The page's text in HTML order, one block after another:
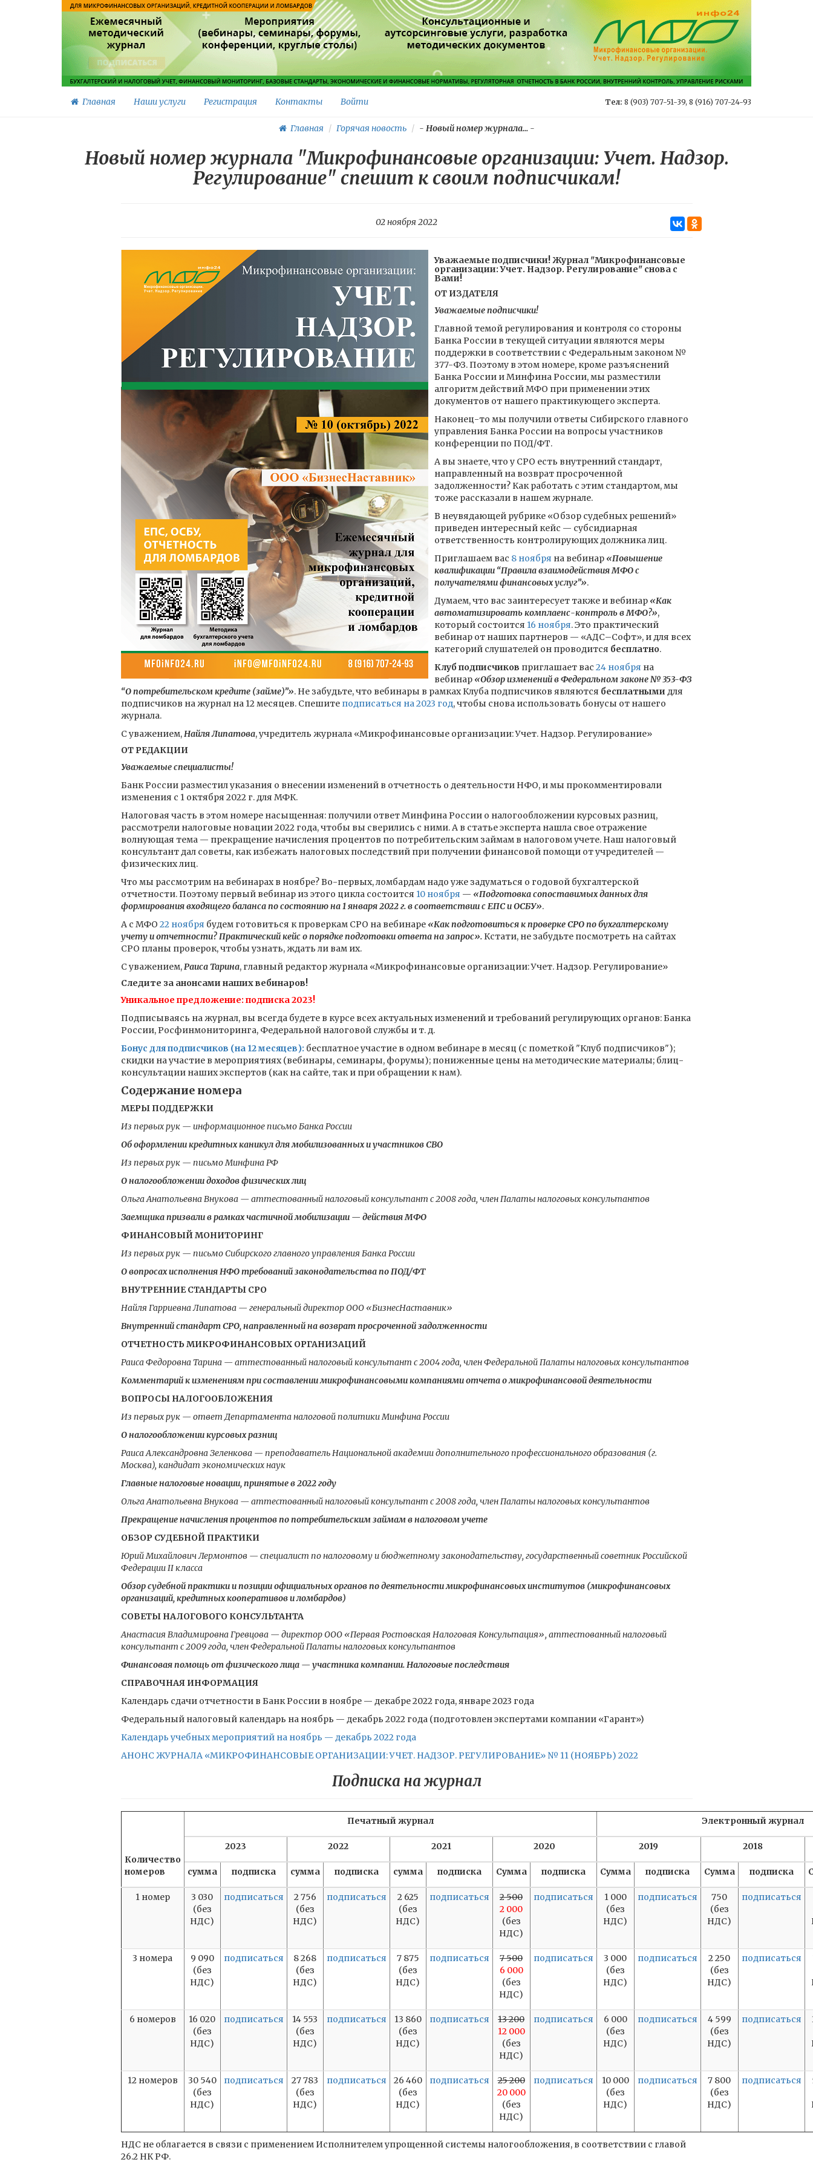
Главная Наши услуги Регистрация Контакты Войти Тел: 8 (903) 707-51-39, 8 (916) 707-24-93
Главная Горячая новость - Новый номер журнала...-
Новый номер журнала "Микрофинансовые организации: Учет. Надзор.
Регулирование" спешит к своим подписчикам!
02 ноября 2022
Уважаемые подписчики! Журнал "Микрофинансовые
организации: Учет. Надзор. Регулирование" снова с
Вами!
ОТ ИЗДАТЕЛЯ
Уважаемые подписчики!
Главной темой регулирования и контроля со стороны
Банка России в текущей ситуации являются меры
поддержки в соответствии с Федеральным законом №
377-ФЗ. Поэтому в этом номере, кроме разъяснений
Банка России и Минфина России, мы разместили
алгоритм действий МФО при применении этих
документов от нашего практикующего эксперта.
Наконец-то мы получили ответы Сибирского главного
управления Банка России на вопросы участников
конференции по ПОД/ФТ.
А вы знаете, что у СРО есть внутренний стандарт,
направленный на возврат просроченной
задолженности? Как работать с этим стандартом, мы
тоже рассказали в нашем журнале.
В неувядающей рубрике «Обзор судебных решений»
приведен интересный кейс — субсидиарная
ответственность контролирующих должника лиц.
Приглашаем вас 8 ноября на вебинар «Повышение
квалификации “Правила взаимодействия МФО с
получателями финансовых услуг”».
Думаем, что вас заинтересует также и вебинар «Как
автоматизировать комплаенс-контроль в МФО?»,
который состоится 16 ноября. Это практический
вебинар от наших партнеров — «АДС–Софт», и для всех
категорий слушателей он проводится бесплатно.
Клуб подписчиков приглашает вас 24 ноября на
вебинар «Обзор изменений в Федеральном законе № 353-ФЗ
“О потребительском кредите (займе)”». Не забудьте, что вебинары в рамках Клуба подписчиков являются бесплатными для
подписчиков на журнал на 12 месяцев. Спешите подписаться на 2023 год, чтобы снова использовать бонусы от нашего
журнала.
С уважением,Найля Липатова, учредитель журнала «Микрофинансовые организации: Учет. Надзор. Регулирование»
ОТ РЕДАКЦИИ
Уважаемые специалисты!
Банк России разместил указания о внесении изменений в отчетность о деятельности НФО, и мы прокомментировали
изменения с 1 октября 2022 г. для МФК.
Налоговая часть в этом номере насыщенная: получили ответ Минфина России о налогообложении курсовых разниц,
рассмотрели налоговые новации 2022 года, чтобы вы сверились с ними. А в статье эксперта нашла свое отражение
волнующая тема — прекращение начисления процентов по потребительским займам в налоговом учете. Наш налоговый
консультант дал советы, как избежать налоговых последствий при получении финансовой помощи от учредителей —
физических лиц.
Что мы рассмотрим на вебинарах в ноябре? Во-первых, ломбардам надо уже задуматься о годовой бухгалтерской
отчетности. Поэтому первый вебинар из этого цикла состоится 10 ноября — «Подготовка сопоставимых данных для
формирования входящего баланса по состоянию на 1 января 2022 г. в соответствии с ЕПС и ОСБУ».
А с МФО 22 ноября будем готовиться к проверкам СРО на вебинаре «Как подготовиться к проверке СРО по бухгалтерскому
учету и отчетности? Практический кейс о порядке подготовки ответа на запрос».Кстати, не забудьте посмотреть на сайтах
СРО планы проверок, чтобы узнать, ждать ли вам их.
С уважением,Раиса Тарина, главный редактор журнала «Микрофинансовые организации: Учет. Надзор. Регулирование»
Следите за анонсами наших вебинаров!
Уникальное предложение: подписка 2023!
Подписываясь на журнал, вы всегда будете в курсе всех актуальных изменений и требований регулирующих органов: Банка
России, Росфинмониторинга, Федеральной налоговой службы и т. д.
Бонус для подписчиков (на 12 месяцев): бесплатное участие в одном вебинаре в месяц (с пометкой "Клуб подписчиков");
скидки на участие в мероприятиях (вебинары, семинары, форумы); пониженные цены на методические материалы; блиц-
консультации наших экспертов (как на сайте, так и при обращении к нам).
Содержание номера
МЕРЫ ПОДДЕРЖКИ
Из первых рук — информационное письмо Банка России
Об оформлении кредитных каникул для мобилизованных и участников СВО
Из первых рук — письмо Минфина РФ
О налогообложении доходов физических лиц
Ольга Анатольевна Внукова — аттестованный налоговый консультант с 2008 года, член Палаты налоговых консультантов
Заемщика призвали в рамках частичной мобилизации — действия МФО
ФИНАНСОВЫЙ МОНИТОРИНГ
Из первых рук — письмо Сибирского главного управления Банка России
О вопросах исполнения НФО требований законодательства по ПОД/ФТ
ВНУТРЕННИЕ СТАНДАРТЫ СРО
Найля Гарриевна Липатова — генеральный директор ООО «БизнесНаставник»
Внутренний стандарт СРО, направленный на возврат просроченной задолженности
ОТЧЕТНОСТЬ МИКРОФИНАНСОВЫХ ОРГАНИЗАЦИЙ
Раиса Федоровна Тарина — аттестованный налоговый консультант с 2004 года, член Федеральной Палаты налоговых консультантов
Комментарий к изменениям при составлении микрофинансовыми компаниями отчета о микрофинансовой деятельности
ВОПРОСЫ НАЛОГООБЛОЖЕНИЯ
Из первых рук — ответ Департамента налоговой политики Минфина России
О налогообложении курсовых разниц
Раиса Александровна Зеленкова — преподаватель Национальной академии дополнительного профессионального образования (г.
Москва), кандидат экономических наук
Главные налоговые новации, принятые в 2022 году
Ольга Анатольевна Внукова — аттестованный налоговый консультант с 2008 года, член Палаты налоговых консультантов
Прекращение начисления процентов по потребительским займам в налоговом учете
ОБЗОР СУДЕБНОЙ ПРАКТИКИ
Юрий Михайлович Лермонтов — специалист по налоговому и бюджетному законодательству, государственный советник Российской
Федерации II класса
Обзор судебной практики и позиции официальных органов по деятельности микрофинансовых институтов (микрофинансовых
организаций, кредитных кооперативов и ломбардов)
СОВЕТЫ НАЛОГОВОГО КОНСУЛЬТАНТА
Анастасия Владимировна Гревцова — директор ООО «Первая Ростовская Налоговая Консультация», аттестованный налоговый
консультант с 2009 года, член Федеральной Палаты налоговых консультантов
Финансовая помощь от физического лица — участника компании. Налоговые последствия
СПРАВОЧНАЯ ИНФОРМАЦИЯ
Календарь сдачи отчетности в Банк России в ноябре — декабре 2022 года, январе 2023 года
Федеральный налоговый календарь на ноябрь — декабрь 2022 года (подготовлен экспертами компании «Гарант»)
Календарь учебных мероприятий на ноябрь — декабрь 2022 года
АНОНС ЖУРНАЛА «МИКРОФИНАНСОВЫЕ ОРГАНИЗАЦИИ: УЧЕТ. НАДЗОР. РЕГУЛИРОВАНИЕ» № 11 (НОЯБРЬ) 2022
Подписка на журнал
Количество
номеров
Печатный журнал Электронный журнал
2023 2022 2021 2020 2019 2018
сумма подписка сумма подписка сумма подписка Сумма подписка Сумма подписка Сумма подписка
1 номер
3 030
(без
НДС)
подписаться
2 756
(без
НДС)
подписаться
2 625
(без
НДС)
подписаться
2 500
2 000
(без
НДС)
подписаться
1 000
(без
НДС)
подписаться
750
(без
НДС)
подписаться
3 номера
9 090
(без
НДС)
подписаться
8 268
(без
НДС)
подписаться
7 875
(без
НДС)
подписаться
7 500
6 000
(без
НДС)
подписаться
3 000
(без
НДС)
подписаться
2 250
(без
НДС)
подписаться
6 номеров
16 020
(без
НДС)
подписаться
14 553
(без
НДС)
подписаться
13 860
(без
НДС)
подписаться
13 200
12 000
(без
НДС)
подписаться
6 000
(без
НДС)
подписаться
4 599
(без
НДС)
подписаться
12 номеров
30 540
(без
НДС)
подписаться
27 783
(без
НДС)
подписаться
26 460
(без
НДС)
подписаться
25 200
20 000
(без
НДС)
подписаться
10 000
(без
НДС)
подписаться
7 800
(без
НДС)
подписаться
НДС не облагается в связи с применением Исполнителем упрощенной системы налогообложения, в соответствии с главой
26.2 НК РФ.